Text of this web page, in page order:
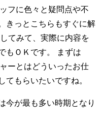
フに色々と疑問点や不
きっとこちらもすぐに解
てみて、実際に内容を
もＯＫです。 まずは
ーとはどういったお仕
てもらいたいですね。
今が最も多い時期となり